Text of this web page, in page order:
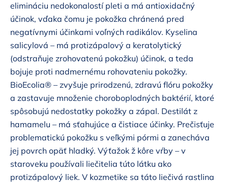
elimináciu nedokonalostí pleti a má antioxidačný
účinok, vďaka čomu je pokožka chránená pred
negatívnymi účinkami voľných radikálov. Kyselina
salicylová – má protizápalový a keratolytický
(odstraňuje zrohovatenú pokožku) účinok, a teda
bojuje proti nadmernému rohovateniu pokožky.
BioEcolia® – zvyšuje prirodzenú, zdravú flóru pokožky
a zastavuje množenie choroboplodných baktérií, ktoré
spôsobujú nedostatky pokožky a zápal. Destilát z
hamamelu – má sťahujúce a čistiace účinky. Prečisťuje
problematickú pokožku s veľkými pórmi a zanecháva
jej povrch opäť hladký. Výťažok ž kôre vŕby – v
staroveku používali liečitelia túto látku ako
protizápalový liek. V kozmetike sa táto liečivá rastlina